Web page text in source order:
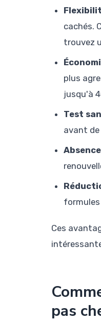
cachés.
trouvez
plus
jusqu'à
Test
avant de
formules
Ces
pas